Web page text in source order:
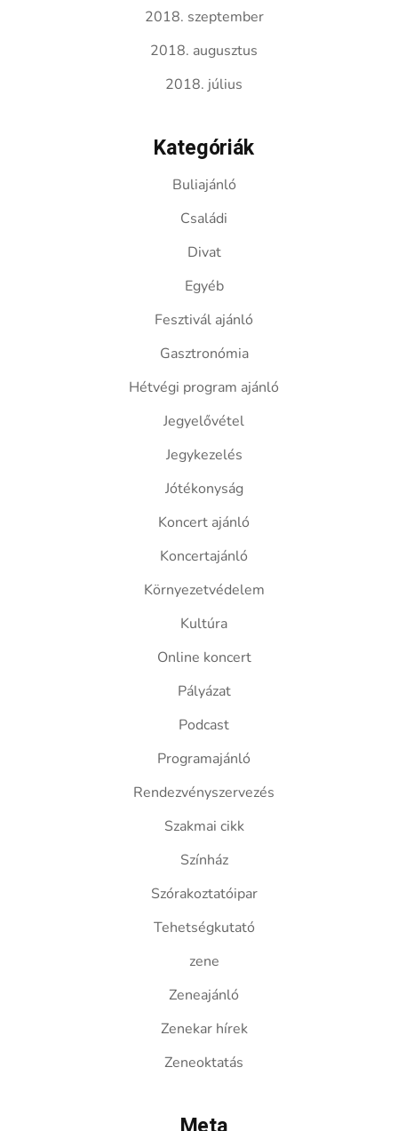
2018. szeptember
2018. augusztus
2018. július
Kategóriák
Buliajánló
Családi
Divat
Egyéb
Fesztivál ajánló
Gasztronómia
Hétvégi program ajánló
Jegyelővétel
Jegykezelés
Jótékonyság
Koncert ajánló
Koncertajánló
Környezetvédelem
Kultúra
Online koncert
Pályázat
Podcast
Programajánló
Rendezvényszervezés
Szakmai cikk
Színház
Szórakoztatóipar
Tehetségkutató
zene
Zeneajánló
Zenekar hírek
Zeneoktatás